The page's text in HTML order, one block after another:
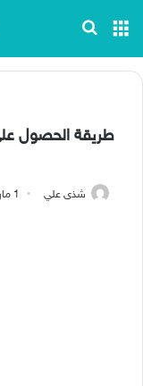
القائمة
طريقة الحصول
شذى علي 1 مارس, 2023